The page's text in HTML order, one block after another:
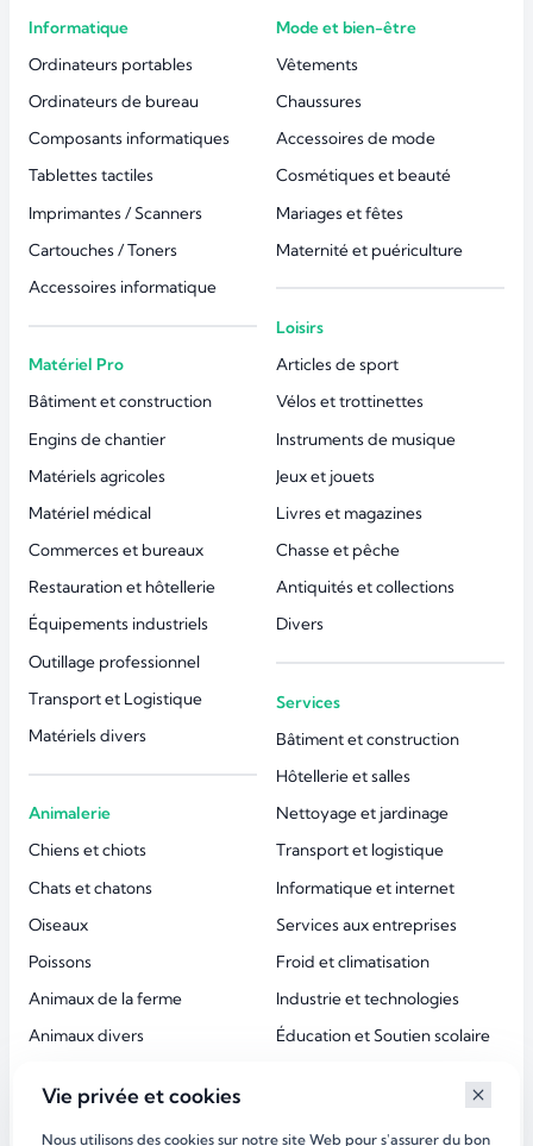
Informatique
Ordinateurs portables
Ordinateurs de bureau
Composants informatiques
Tablettes tactiles
Imprimantes / Scanners
Cartouches / Toners
Accessoires informatique
Matériel Pro
Bâtiment et construction
Engins de chantier
Matériels agricoles
Matériel médical
Commerces et bureaux
Restauration et hôtellerie
Équipements industriels
Outillage professionnel
Transport et Logistique
Matériels divers
Animalerie
Chiens et chiots
Chats et chatons
Oiseaux
Poissons
Animaux de la ferme
Animaux divers
Mode et bien-être
Vêtements
Chaussures
Accessoires de mode
Cosmétiques et beauté
Mariages et fêtes
Maternité et puériculture
Loisirs
Articles de sport
Vélos et trottinettes
Instruments de musique
Jeux et jouets
Livres et magazines
Chasse et pêche
Antiquités et collections
Divers
Services
Bâtiment et construction
Hôtellerie et salles
Nettoyage et jardinage
Transport et logistique
Informatique et internet
Services aux entreprises
Froid et climatisation
Industrie et technologies
Éducation et Soutien scolaire
Vie privée et cookies
Nous utilisons des cookies sur notre site Web pour s'assurer du bon